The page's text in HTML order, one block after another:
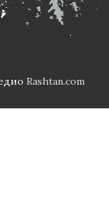
Rashtan.com